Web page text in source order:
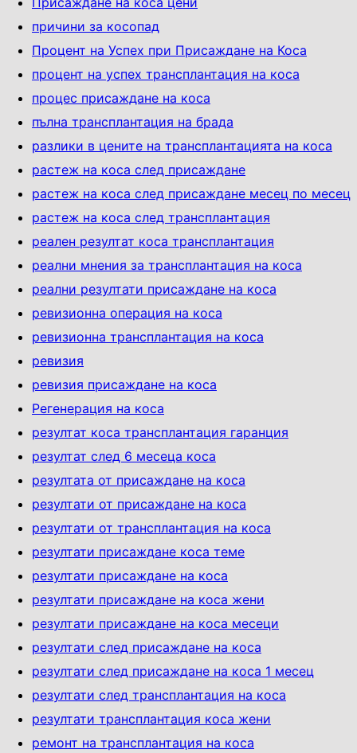
причини за косопад
Процент на Успех при Присаждане на Коса
процент на успех трансплантация на коса
процес присаждане на коса
пълна трансплантация на брада
разлики в цените на трансплантацията на коса
растеж на коса след присаждане
растеж на коса след присаждане месец по месец
растеж на коса след трансплантация
реален резултат коса трансплантация
реални мнения за трансплантация на коса
реални резултати присаждане на коса
ревизионна операция на коса
ревизионна трансплантация на коса
ревизия
ревизия присаждане на коса
Регенерация на коса
резултат коса трансплантация гаранция
резултат след 6 месеца коса
резултата от присаждане на коса
резултати от присаждане на коса
резултати от трансплантация на коса
резултати присаждане коса теме
резултати присаждане на коса
резултати присаждане на коса жени
резултати присаждане на коса месеци
резултати след присаждане на коса
резултати след присаждане на коса 1 месец
резултати след трансплантация на коса
резултати трансплантация коса жени
ремонт на трансплантация на коса